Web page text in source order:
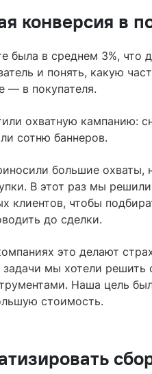
конверсия в
была в среднем 3%, что
и понять, какую
— в покупателя.
охватную кампанию:
сотню баннеров.
большие охваты,
В этот раз мы
клиентов, чтобы
до сделки.
это делают
мы хотели
Наша цель
стоимость.